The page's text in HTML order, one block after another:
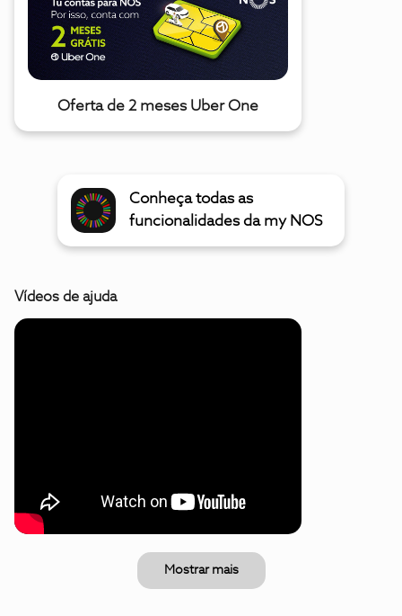
Oferta de 2 meses Uber One
Conheça todas as
funcionalidades da my NOS
Vídeos de ajuda
Mostrar mais